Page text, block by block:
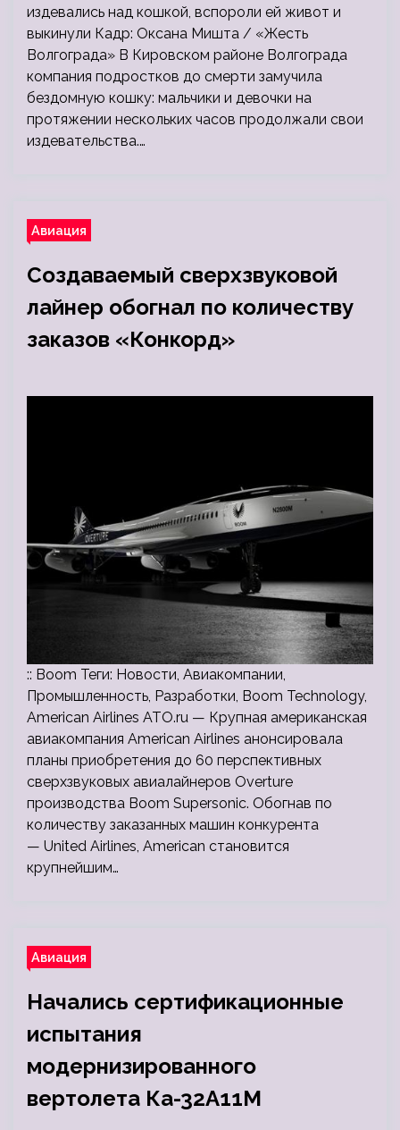
издевались над кошкой, вспороли ей живот и
выкинули Кадр: Оксана Мишта / «Жесть
Волгограда» В Кировском районе Волгограда
компания подростков до смерти замучила
бездомную кошку: мальчики и девочки на
протяжении нескольких часов продолжали свои
издевательства.…
Авиация
Создаваемый сверхзвуковой
лайнер обогнал по количеству
заказов «Конкорд»
:: Boom Теги: Новости, Авиакомпании,
Промышленность, Разработки, Boom Technology,
American Airlines ATO.ru — Крупная американская
авиакомпания American Airlines анонсировала
планы приобретения до 60 перспективных
сверхзвуковых авиалайнеров Overture
производства Boom Supersonic. Обогнав по
количеству заказанных машин конкурента
— United Airlines, American становится
крупнейшим…
Авиация
Начались сертификационные
испытания
модернизированного
вертолета Ка-32А11М